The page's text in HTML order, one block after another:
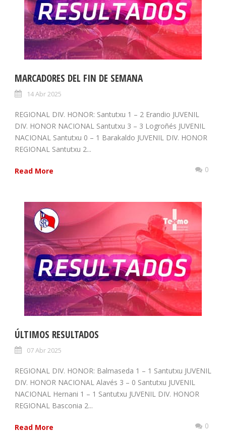
MARCADORES DEL FIN DE SEMANA
14 Abr 2025
REGIONAL DIV. HONOR: Santutxu 1 – 2 Erandio JUVENIL
DIV. HONOR NACIONAL Santutxu 3 – 3 Logroñés JUVENIL
NACIONAL Santutxu 0 – 1 Barakaldo JUVENIL DIV. HONOR
REGIONAL Santutxu 2...
Read More 0
ÚLTIMOS RESULTADOS
07 Abr 2025
REGIONAL DIV. HONOR: Balmaseda 1 – 1 Santutxu JUVENIL
DIV. HONOR NACIONAL Alavés 3 – 0 Santutxu JUVENIL
NACIONAL Hernani 1 – 1 Santutxu JUVENIL DIV. HONOR
REGIONAL Basconia 2...
Read More 0